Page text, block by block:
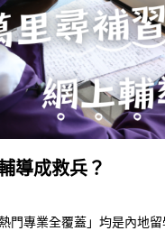
導成救兵？
門專業全覆蓋」均是內地